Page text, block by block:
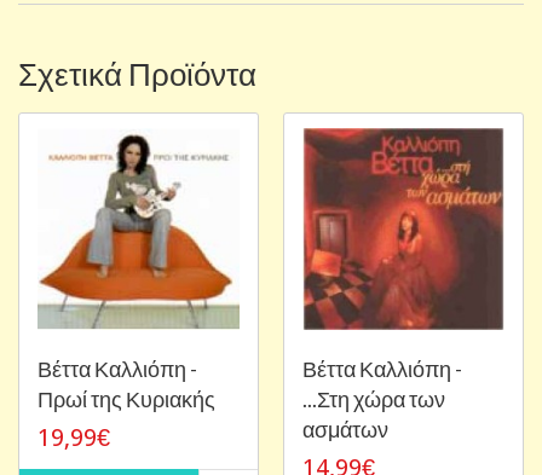
Σχετικά Προϊόντα
Βέττα Καλλιόπη -
Πρωί της Κυριακής
19,99€
Βέττα Καλλιόπη -
...Στη χώρα των
ασμάτων
14,99€